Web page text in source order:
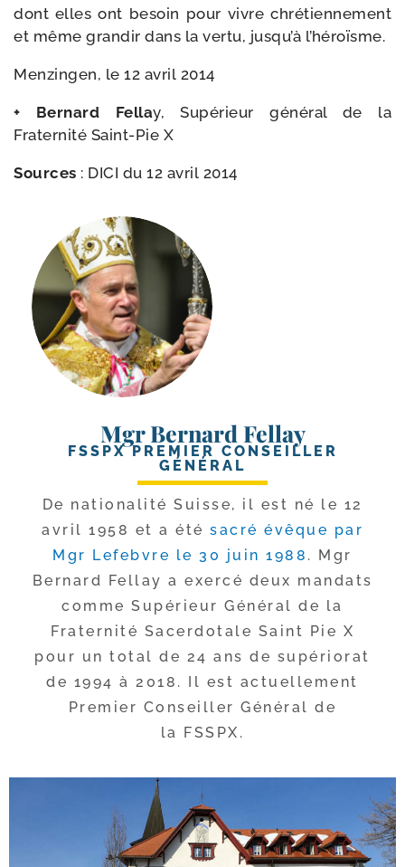
dont elles ont besoin pour vivre chré­tien­ne­ment
et même gran­dir dans la ver­tu, jusqu’à l’héroïsme.
Menzingen, le 12 avril 2014
+ Bernard Fellay, Supérieur géné­ral de la
Fraternité Saint-​Pie X
Sources : DICI du 12 avril 2014
Mgr Bernard Fellay
FSSPX PREMIER CONSEILLER
GÉNÉRAL
De natio­na­li­té Suisse, il est né le 12
avril 1958 et a été sacré évêque par
Mgr Lefebvre le 30 juin 1988 . Mgr
Bernard Fellay a exer­cé deux man­dats
comme Supérieur Général de la
Fraternité Sacerdotale Saint Pie X
pour un total de 24 ans de supé­rio­rat
de 1994 à 2018. Il est actuel­le­ment
Premier Conseiller Général de
la FSSPX.